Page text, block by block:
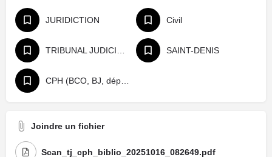
JURIDICTION Civil
SAINT-DENIS
Joindre un fichier
Scan_tj_cph_biblio_20251016_082649.pdf